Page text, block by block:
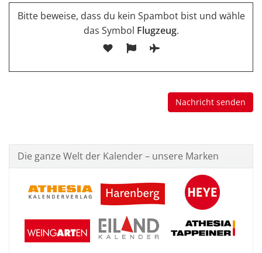
Bitte beweise, dass du kein Spambot bist und wähle
das Symbol Flugzeug.
Die ganze Welt der Kalender – unsere Marken